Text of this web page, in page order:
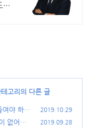
리
고리의 다른 글
여야 하
2019.10.29
없어요.
2019.09.28